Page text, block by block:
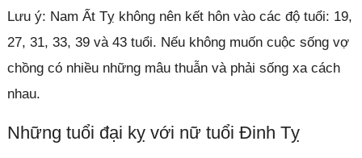
Lưu ý: Nam Ất Tỵ không nên kết hôn vào các độ tuổi: 19,
27, 31, 33, 39 và 43 tuổi. Nếu không muốn cuộc sống vợ
chồng có nhiều những mâu thuẫn và phải sống xa cách
nhau.
Những tuổi đại kỵ với nữ tuổi Đinh Tỵ